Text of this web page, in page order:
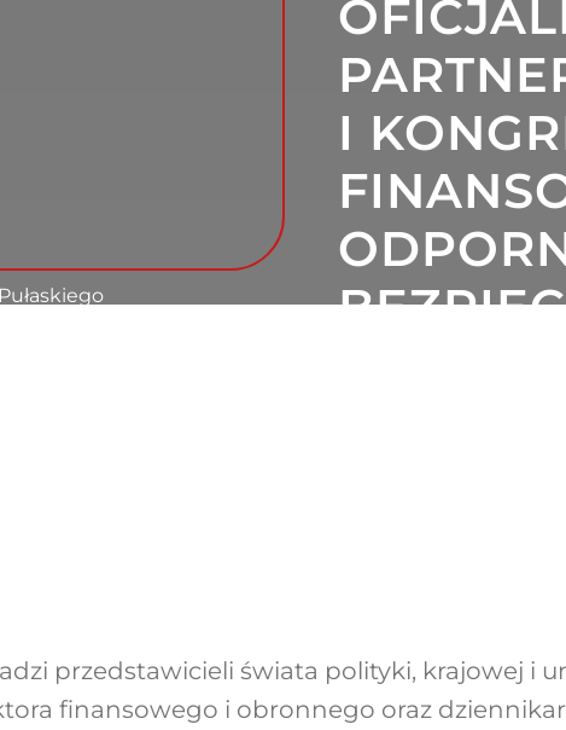
I
przedstawicieli świata polityki, krajowej i
finansowego i obronnego oraz